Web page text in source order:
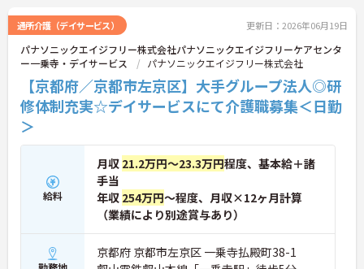
通所介護（デイサービス） 更新日：2026年06月19日
パナソニックエイジフリー株式会社パナソニックエイジフリーケアセンタ
ー一乗寺・デイサービス
パナソニックエイジフリー株式会社
【京都府／京都市左京区】大手グループ法人◎研
修体制充実☆デイサービスにて介護職募集＜日勤
＞
給料
月収 21.2万円～23.3万円程度、基本給＋諸
手当
年収 254万円～程度、月収×12ヶ月計算
（業績により別途賞与あり）
京都府 京都市左京区 一乗寺払殿町38-1